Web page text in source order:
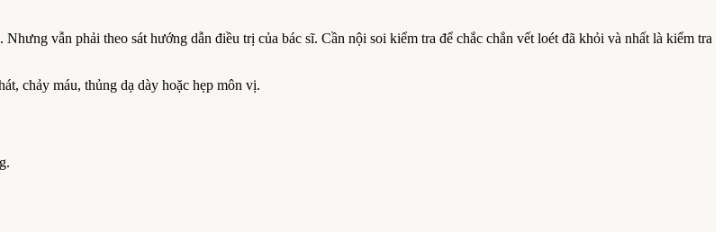
vẫn phải theo sát hướng dẫn điều trị của bác sĩ. Cần nội soi kiểm tra để chắc chắn vết loét đã khỏi và nhất là kiểm tra
chảy máu, thủng dạ dày hoặc hẹp môn vị.